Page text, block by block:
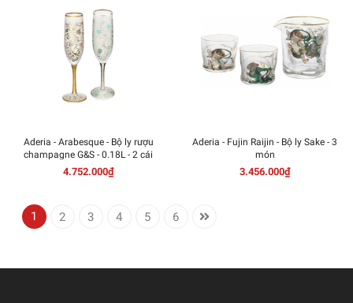
Aderia - Arabesque - Bộ ly rượu
champagne G&S - 0.18L - 2 cái
4.752.000₫
Aderia - Fujin Raijin - Bộ ly Sake - 3
món
3.456.000₫
1 2 3 4 5 6